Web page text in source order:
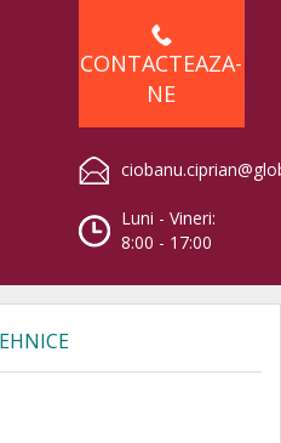
CONTACTEAZA-
NE
Luni - Vineri:
8:00 - 17:00